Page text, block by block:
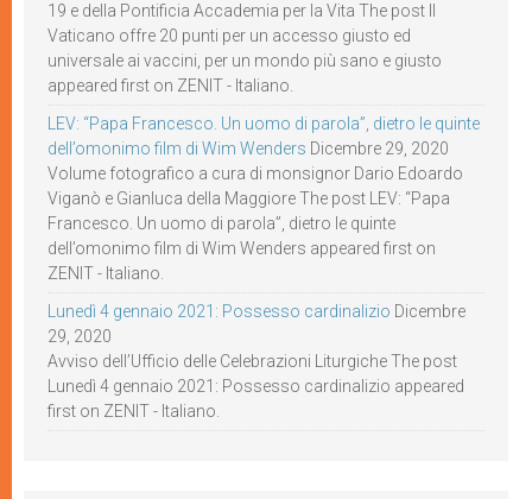
19 e della Pontificia Accademia per la Vita The post Il
Vaticano offre 20 punti per un accesso giusto ed
universale ai vaccini, per un mondo più sano e giusto
appeared first on ZENIT - Italiano.
LEV: “Papa Francesco. Un uomo di parola”, dietro le quinte
dell’omonimo film di Wim Wenders Dicembre 29, 2020
Volume fotografico a cura di monsignor Dario Edoardo
Viganò e Gianluca della Maggiore The post LEV: “Papa
Francesco. Un uomo di parola”, dietro le quinte
dell’omonimo film di Wim Wenders appeared first on
ZENIT - Italiano.
Lunedì 4 gennaio 2021: Possesso cardinalizio Dicembre
29, 2020
Avviso dell’Ufficio delle Celebrazioni Liturgiche The post
Lunedì 4 gennaio 2021: Possesso cardinalizio appeared
first on ZENIT - Italiano.